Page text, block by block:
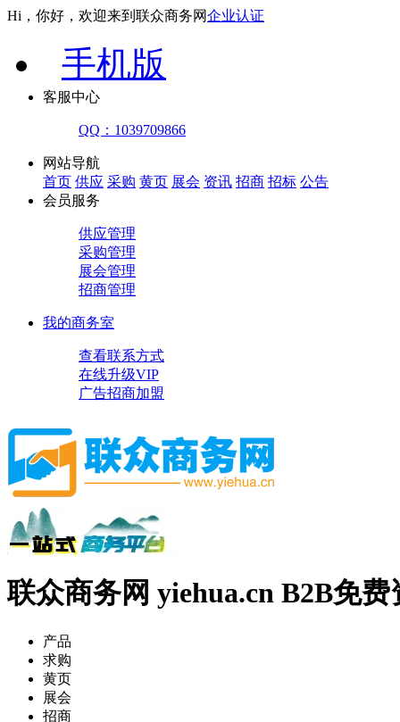
Hi，你好，欢迎来到联众商务网企业认证
手机版
客服中心
QQ：1039709866
网站导航
首页 供应 采购 黄页 展会 资讯 招商 招标 公告
会员服务
供应管理
采购管理
展会管理
招商管理
我的商务室
查看联系方式
在线升级VIP
广告招商加盟
联众商务网 yiehua.cn B2B免
产品
求购
黄页
展会
招商